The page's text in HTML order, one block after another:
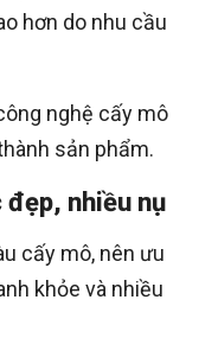
hơn do nhu cầu
nghệ cấy mô
sản phẩm.
đẹp, nhiều nụ
cấy mô, nên ưu
khỏe và nhiều